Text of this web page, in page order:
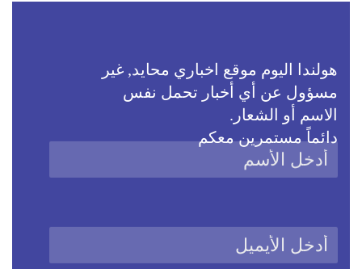
هولندا اليوم موقع اخباري محايد, غير
مسؤول عن أي أخبار تحمل نفس
الاسم أو الشعار.
دائماً مستمرين معكم